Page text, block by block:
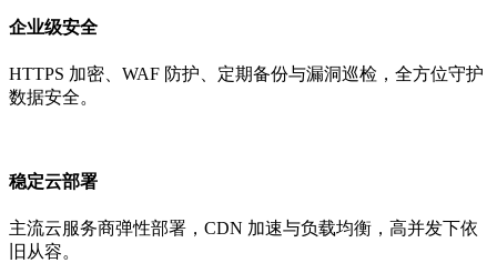
企业级安全
HTTPS 加密、WAF 防护、定期备份与漏洞巡检，全方位守护
数据安全。
稳定云部署
主流云服务商弹性部署，CDN 加速与负载均衡，高并发下依
旧从容。